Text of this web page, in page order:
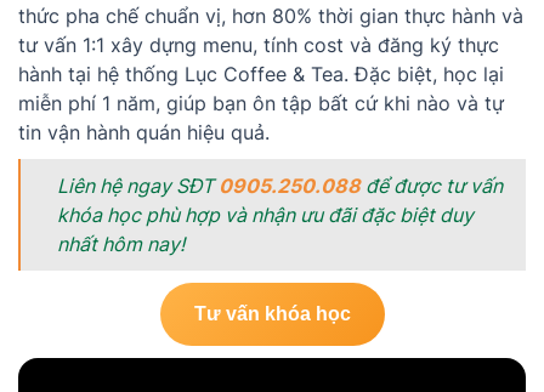
thức pha chế chuẩn vị, hơn 80% thời gian thực hành và
tư vấn 1:1 xây dựng menu, tính cost và đăng ký thực
hành tại hệ thống Lục Coffee & Tea. Đặc biệt, học lại
miễn phí 1 năm, giúp bạn ôn tập bất cứ khi nào và tự
tin vận hành quán hiệu quả.
Liên hệ ngay SĐT0905.250.088để được tư vấn
khóa học phù hợp và nhận ưu đãi đặc biệt duy
nhất hôm nay!
Tư vấn khóa học